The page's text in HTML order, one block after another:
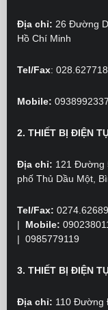
Địa chỉ: 26 Đường
Hồ Chí Minh
Tel/Fax:
Mobile:
2. THIẾT BỊ ĐIỆN
Địa chỉ: 121 Đường
phố Thủ Dầu Một,
Tel/Fax:
|
Mobile:
| 0985779119
3. THIẾT BỊ ĐIỆN
Địa chỉ: 110 Đường